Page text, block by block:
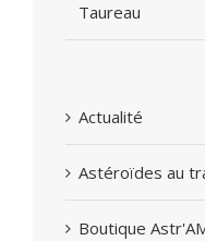
Taureau
Actualité
Astéroïdes au
Boutique